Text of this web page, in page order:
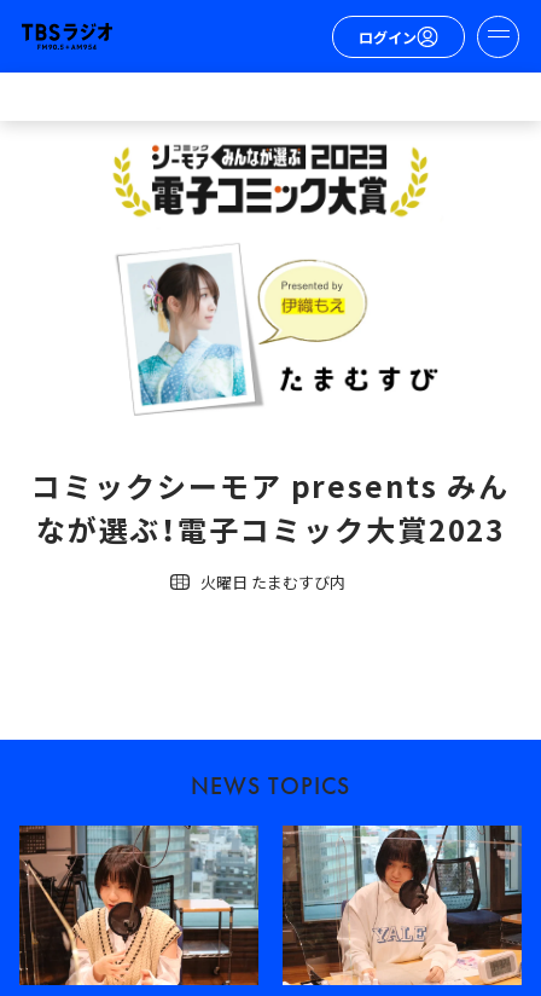
ログイン
コミックシーモア presents みん
なが選ぶ！電子コミック大賞2023
火曜日 たまむすび内
NEWS TOPICS